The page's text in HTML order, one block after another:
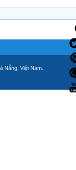
Nẵng, Việt Nam.